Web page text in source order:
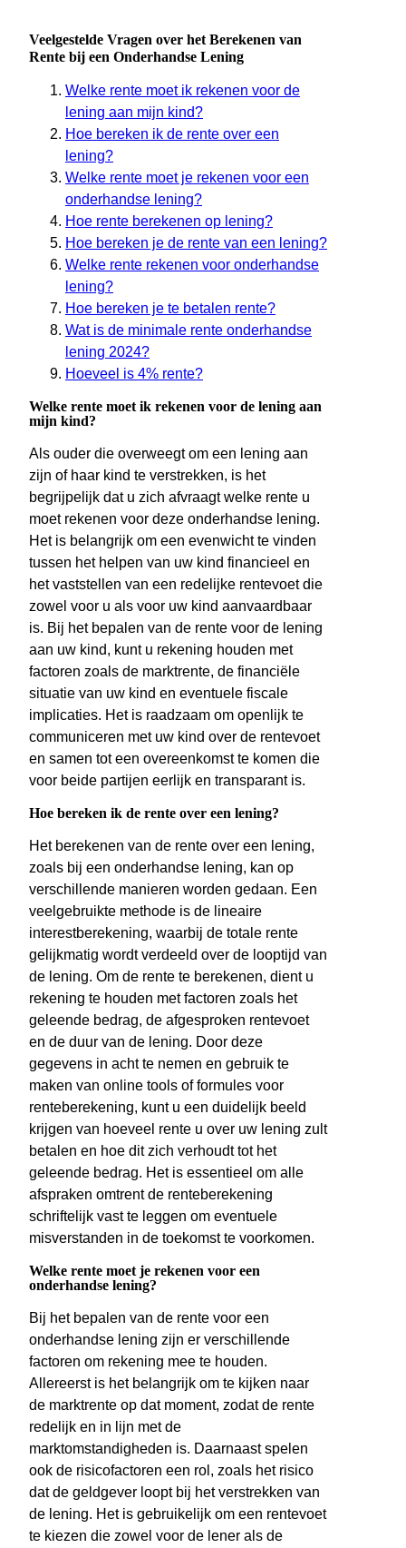
Veelgestelde Vragen over het Berekenen van
Rente bij een Onderhandse Lening
Welke rente moet ik rekenen voor de
lening aan mijn kind?
Hoe bereken ik de rente over een
lening?
Welke rente moet je rekenen voor een
onderhandse lening?
Hoe rente berekenen op lening?
Hoe bereken je de rente van een lening?
Welke rente rekenen voor onderhandse
lening?
Hoe bereken je te betalen rente?
Wat is de minimale rente onderhandse
lening 2024?
Hoeveel is 4% rente?
Welke rente moet ik rekenen voor de lening aan
mijn kind?
Als ouder die overweegt om een lening aan
zijn of haar kind te verstrekken, is het
begrijpelijk dat u zich afvraagt welke rente u
moet rekenen voor deze onderhandse lening.
Het is belangrijk om een evenwicht te vinden
tussen het helpen van uw kind financieel en
het vaststellen van een redelijke rentevoet die
zowel voor u als voor uw kind aanvaardbaar
is. Bij het bepalen van de rente voor de lening
aan uw kind, kunt u rekening houden met
factoren zoals de marktrente, de financiële
situatie van uw kind en eventuele fiscale
implicaties. Het is raadzaam om openlijk te
communiceren met uw kind over de rentevoet
en samen tot een overeenkomst te komen die
voor beide partijen eerlijk en transparant is.
Hoe bereken ik de rente over een lening?
Het berekenen van de rente over een lening,
zoals bij een onderhandse lening, kan op
verschillende manieren worden gedaan. Een
veelgebruikte methode is de lineaire
interestberekening, waarbij de totale rente
gelijkmatig wordt verdeeld over de looptijd van
de lening. Om de rente te berekenen, dient u
rekening te houden met factoren zoals het
geleende bedrag, de afgesproken rentevoet
en de duur van de lening. Door deze
gegevens in acht te nemen en gebruik te
maken van online tools of formules voor
renteberekening, kunt u een duidelijk beeld
krijgen van hoeveel rente u over uw lening zult
betalen en hoe dit zich verhoudt tot het
geleende bedrag. Het is essentieel om alle
afspraken omtrent de renteberekening
schriftelijk vast te leggen om eventuele
misverstanden in de toekomst te voorkomen.
Welke rente moet je rekenen voor een
onderhandse lening?
Bij het bepalen van de rente voor een
onderhandse lening zijn er verschillende
factoren om rekening mee te houden.
Allereerst is het belangrijk om te kijken naar
de marktrente op dat moment, zodat de rente
redelijk en in lijn met de
marktomstandigheden is. Daarnaast spelen
ook de risicofactoren een rol, zoals het risico
dat de geldgever loopt bij het verstrekken van
de lening. Het is gebruikelijk om een rentevoet
te kiezen die zowel voor de lener als de